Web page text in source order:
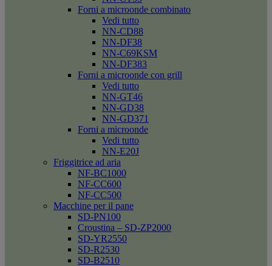
Forni a microonde combinato
Vedi tutto
NN-CD88
NN-DF38
NN-C69KSM
NN-DF383
Forni a microonde con grill
Vedi tutto
NN-GT46
NN-GD38
NN-GD371
Forni a microonde
Vedi tutto
NN-E20J
Friggitrice ad aria
NF-BC1000
NF-CC600
NF-CC500
Macchine per il pane
SD-PN100
Croustina – SD-ZP2000
SD-YR2550
SD-R2530
SD-B2510